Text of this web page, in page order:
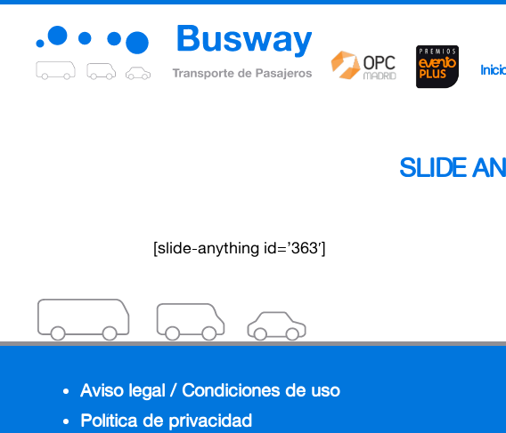
SLIDE
[slide-anything id=’363′]
Aviso legal / Condiciones de uso
Política de privacidad